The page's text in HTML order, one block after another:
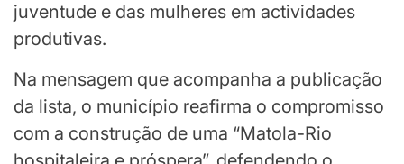
juventude e das mulheres em actividades
produtivas.
Na mensagem que acompanha a publicação
da lista, o município reafirma o compromisso
com a construção de uma “Matola-Rio